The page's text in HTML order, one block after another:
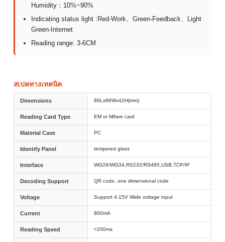
Humidity：10%~90%
Indicating status light :Red-Work、Green-Feedback、Light
Green-Internet
Reading range: 3-6CM
สเปคทางเทคนิค
Dimensions 86Lx86Wx42H(mm)
Reading Card Type EM or Mifare card
Material Case PC
Identify Panel tempered glass
Interface WG26/WG34,RS232/RS485,USB,TCP/IP
Decoding Support QR code, one dimensional code
Voltage Support 4-15V Wide voltage input
Current 800mA
Reading Speed <200ms